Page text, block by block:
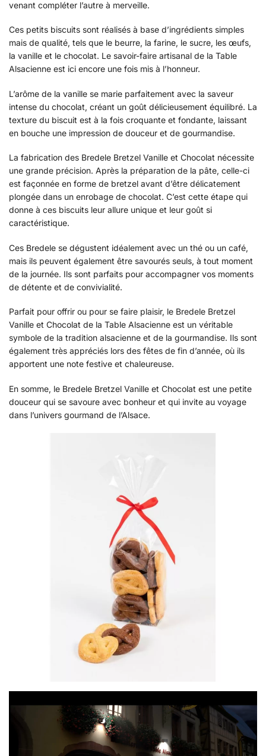
venant compléter l’autre à merveille.
Ces petits biscuits sont réalisés à base d’ingrédients simples
mais de qualité, tels que le beurre, la farine, le sucre, les œufs,
la vanille et le chocolat. Le savoir-faire artisanal de la Table
Alsacienne est ici encore une fois mis à l’honneur.
L’arôme de la vanille se marie parfaitement avec la saveur
intense du chocolat, créant un goût délicieusement équilibré. La
texture du biscuit est à la fois croquante et fondante, laissant
en bouche une impression de douceur et de gourmandise.
La fabrication des Bredele Bretzel Vanille et Chocolat nécessite
une grande précision. Après la préparation de la pâte, celle-ci
est façonnée en forme de bretzel avant d’être délicatement
plongée dans un enrobage de chocolat. C’est cette étape qui
donne à ces biscuits leur allure unique et leur goût si
caractéristique.
Ces Bredele se dégustent idéalement avec un thé ou un café,
mais ils peuvent également être savourés seuls, à tout moment
de la journée. Ils sont parfaits pour accompagner vos moments
de détente et de convivialité.
Parfait pour offrir ou pour se faire plaisir, le Bredele Bretzel
Vanille et Chocolat de la Table Alsacienne est un véritable
symbole de la tradition alsacienne et de la gourmandise. Ils sont
également très appréciés lors des fêtes de fin d’année, où ils
apportent une note festive et chaleureuse.
En somme, le Bredele Bretzel Vanille et Chocolat est une petite
douceur qui se savoure avec bonheur et qui invite au voyage
dans l’univers gourmand de l’Alsace.